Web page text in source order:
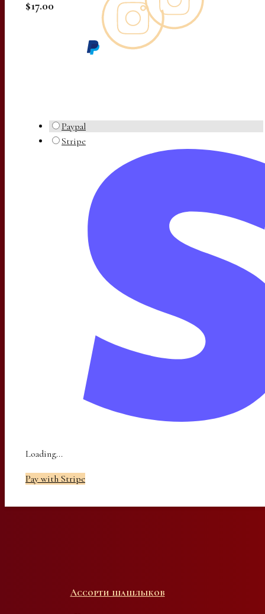
$17.00
Paypal
Stripe
Loading...
Pay with Stripe
Ассорти шашлыков